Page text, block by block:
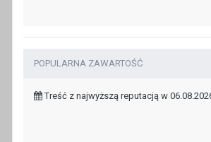
POPULARNA ZAWARTOŚĆ
Treść z najwyższą reputacją w